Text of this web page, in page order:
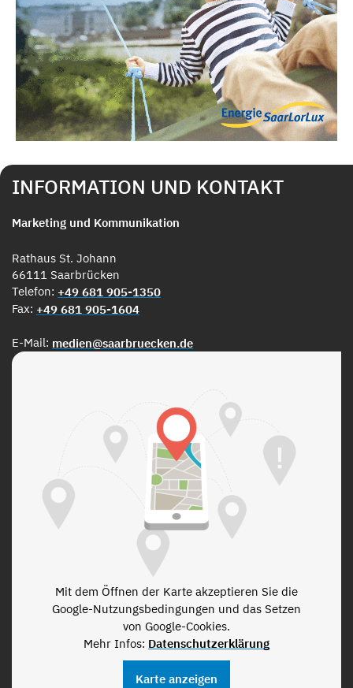
INFORMATION UND KONTAKT
Marketing und Kommunikation
Rathaus St. Johann
66111 Saarbrücken
Telefon: +49 681 905-1350
Fax: +49 681 905-1604
E-Mail: medien@saarbruecken.de
Mit dem Öffnen der Karte akzeptieren Sie die
Google-Nutzungsbedingungen und das Setzen
von Google-Cookies.
Mehr Infos: Datenschutzerklärung
Karte anzeigen